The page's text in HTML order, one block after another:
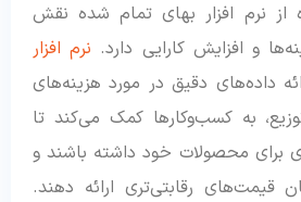
از نرم افزار بهای تمام شده نقش
و افزایش کارایی دارد. نرم افزار
داده‌های دقیق در مورد هزینه‌های
به کسب‌وکارها کمک می‌کند تا
برای محصولات خود داشته باشند و
قیمت‌های رقابتی‌تری ارائه دهند.